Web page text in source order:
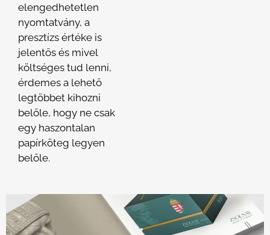
elengedhetetlen
nyomtatvány, a
presztízs értéke is
jelentős és mivel
költséges tud lenni,
érdemes a lehető
legtöbbet kihozni
belőle, hogy ne csak
egy haszontalan
papírköteg legyen
belőle.